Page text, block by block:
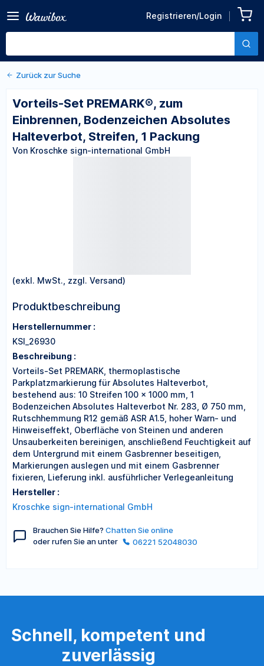
Registrieren/Login
Bodenzeichen Absolutes
Halteverbot, Streifen, 1
Von Kroschke sign-international
Zurück zur Suche
Vorteils-Set PREMARK®, zum
Einbrennen, Bodenzeichen Absolutes
Halteverbot, Streifen, 1 Packung
Von Kroschke sign-international GmbH
(exkl. MwSt., zzgl. Versand)
Produktbeschreibung
Herstellernummer :
KSI_26930
Beschreibung :
Vorteils-Set PREMARK, thermoplastische
Parkplatzmarkierung für Absolutes Halteverbot,
bestehend aus: 10 Streifen 100 x 1000 mm, 1
Bodenzeichen Absolutes Halteverbot Nr. 283, Ø 750 mm,
Rutschhemmung R12 gemäß ASR A1.5, hoher Warn- und
Hinweiseffekt, Oberfläche von Steinen und anderen
Unsauberkeiten bereinigen, anschließend Feuchtigkeit auf
dem Untergrund mit einem Gasbrenner beseitigen,
Markierungen auslegen und mit einem Gasbrenner
fixieren, Lieferung inkl. ausführlicher Verlegeanleitung
Hersteller :
Kroschke sign-international GmbH
Brauchen Sie Hilfe? Chatten Sie online
oder rufen Sie an unter
06221 52048030
Schnell, kompetent und
zuverlässig